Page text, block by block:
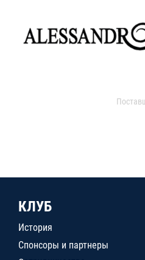
КЛУБ
История
Спонсоры и партнеры